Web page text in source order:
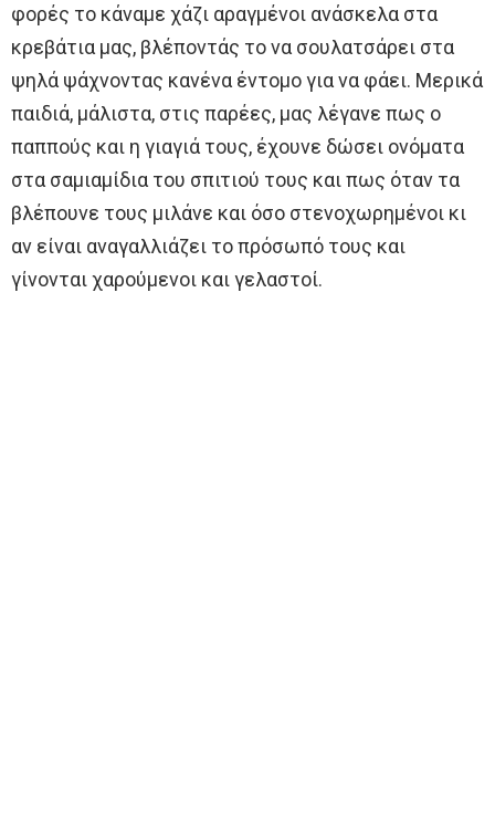
φορές το κάναμε χάζι αραγμένοι ανάσκελα στα
κρεβάτια μας, βλέποντάς το να σουλατσάρει στα
ψηλά ψάχνοντας κανένα έντομο για να φάει. Μερικά
παιδιά, μάλιστα, στις παρέες, μας λέγανε πως ο
παππούς και η γιαγιά τους, έχουνε δώσει ονόματα
στα σαμιαμίδια του σπιτιού τους και πως όταν τα
βλέπουνε τους μιλάνε και όσο στενοχωρημένοι κι
αν είναι αναγαλλιάζει το πρόσωπό τους και
γίνονται χαρούμενοι και γελαστοί.